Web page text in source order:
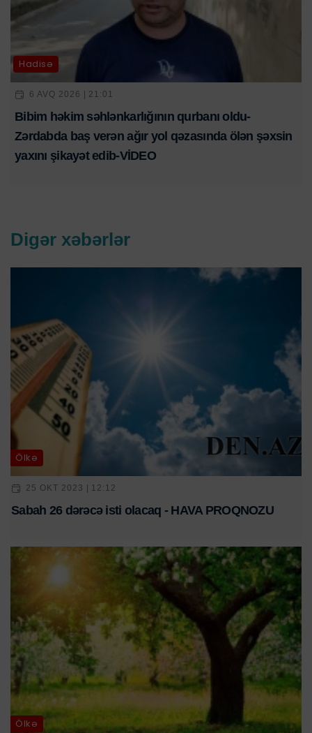
Hadisə
6 AVQ 2026 | 21:01
Bibim həkim səhlənkarlığının qurbanı oldu-
Zərdabda baş verən ağır yol qəzasında ölən şəxsin
yaxını şikayət edib-VİDEO
Digər xəbərlər
Ölkə
25 OKT 2023 | 12:12
Sabah 26 dərəcə isti olacaq - HAVA PROQNOZU
Ölkə